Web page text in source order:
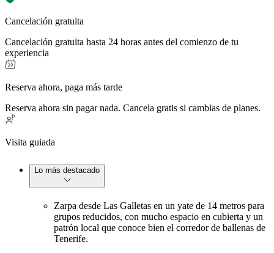
Cancelación gratuita
Cancelación gratuita hasta 24 horas antes del comienzo de tu
experiencia
Reserva ahora, paga más tarde
Reserva ahora sin pagar nada. Cancela gratis si cambias de planes.
Visita guiada
Lo más destacado
Zarpa desde Las Galletas en un yate de 14 metros para
grupos reducidos, con mucho espacio en cubierta y un
patrón local que conoce bien el corredor de ballenas de
Tenerife.